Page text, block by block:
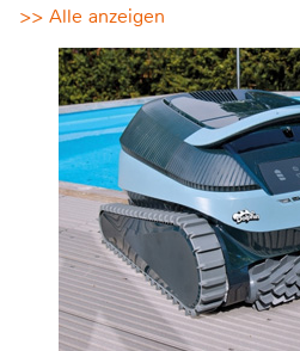
>> Alle anzeigen